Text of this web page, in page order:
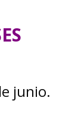
junio.